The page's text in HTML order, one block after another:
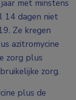
met minstens
14 dagen niet
Ze kregen
azitromycine
zorg plus
zorg.
plus de